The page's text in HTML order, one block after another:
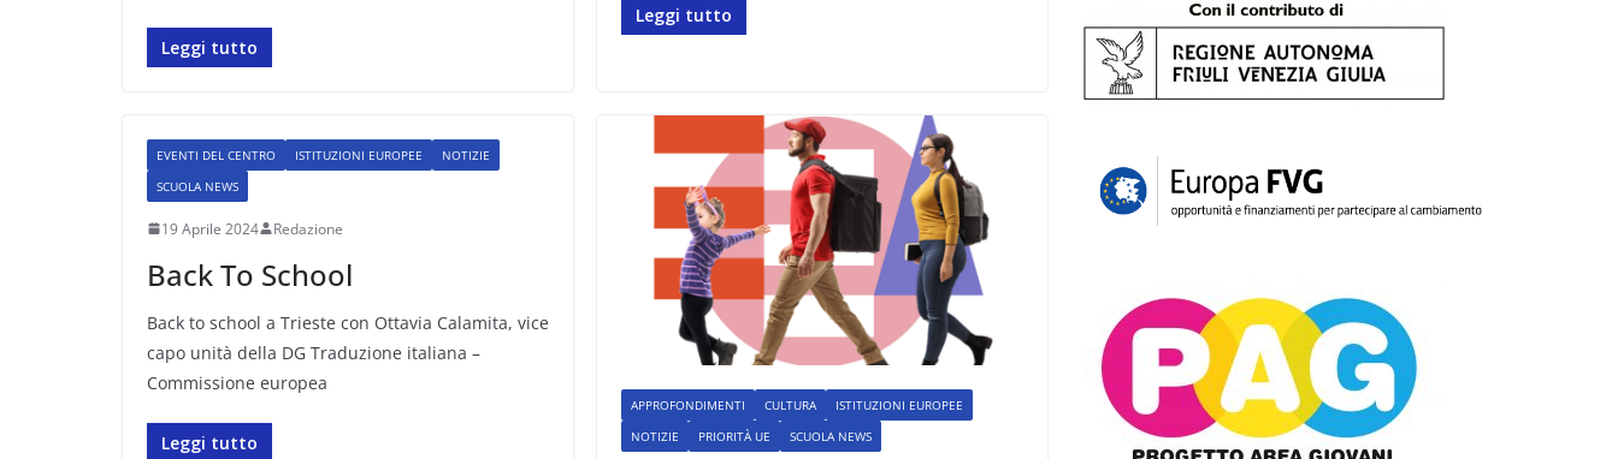
Leggi tutto
Leggi tutto
EVENTI DEL CENTRO ISTITUZIONI EUROPEE
NOTIZIE
SCUOLA NEWS
19 Aprile 2024 Redazione
Back To School
Back to school a Trieste con Ottavia Calamita, vice
capo unità della DG Traduzione italiana –
Commissione europea
Leggi tutto
APPROFONDIMENTI CULTURA
ISTITUZIONI EUROPEE
NOTIZIE
PRIORITÀ UE SCUOLA NEWS